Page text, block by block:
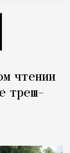
чтении
треш-